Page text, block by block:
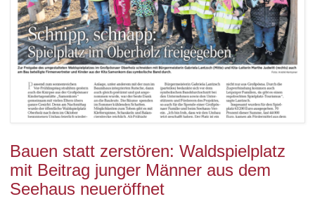
Bauen statt zerstören: Waldspielplatz
mit Beitrag junger Männer aus dem
Seehaus neueröffnet